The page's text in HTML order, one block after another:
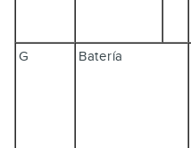
G
Batería